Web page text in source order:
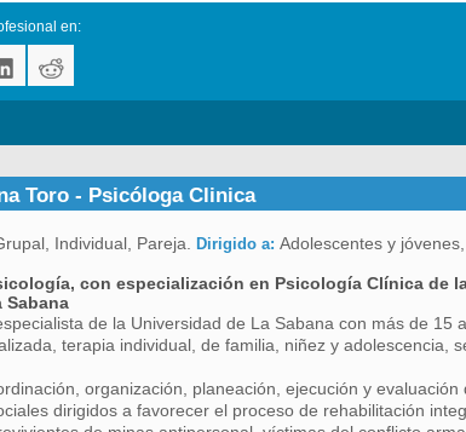
en:
Toro - Psicóloga Clinica
Individual, Pareja. Dirigido a: Adolescentes y
con especialización en Psicología Clínica de
Sabana
de la Universidad de La Sabana con más de 15
terapia individual, de familia, niñez y adolescencia,
organización, planeación, ejecución y
dirigidos a favorecer el proceso de rehabilitación